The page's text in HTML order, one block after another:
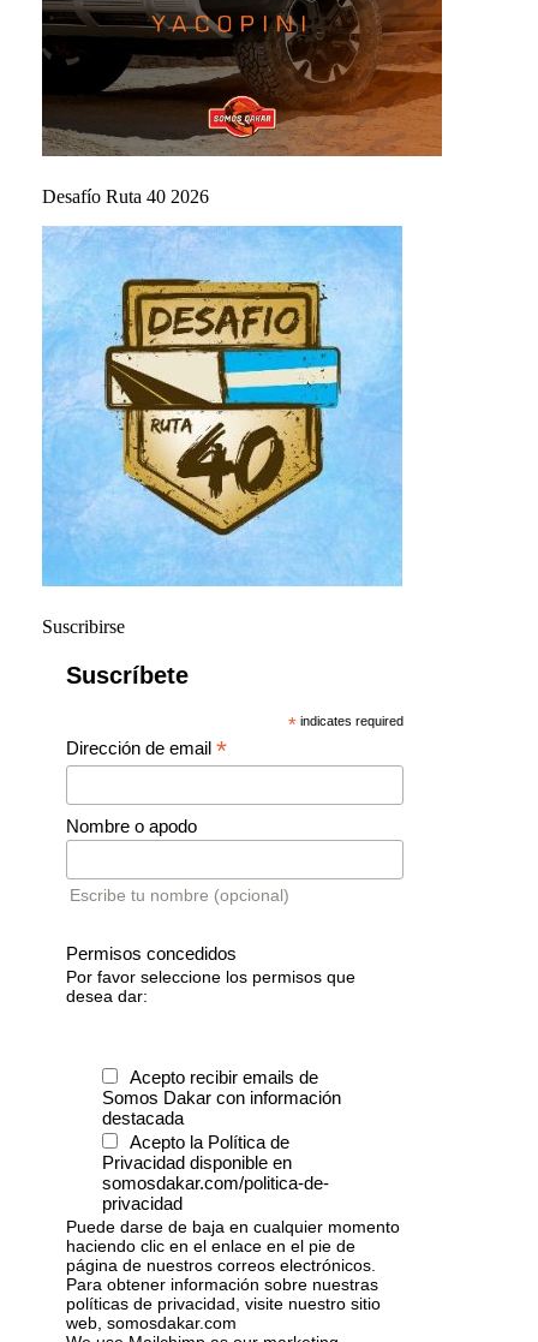
Desafío Ruta 40 2026
Suscribirse
Suscríbete
* indicates required
Dirección de email *
Nombre o apodo
Escribe tu nombre (opcional)
Permisos concedidos
Por favor seleccione los permisos que
desea dar:
Acepto recibir emails de
Somos Dakar con información
destacada
Acepto la Política de
Privacidad disponible en
somosdakar.com/politica-de-
privacidad
Puede darse de baja en cualquier momento
haciendo clic en el enlace en el pie de
página de nuestros correos electrónicos.
Para obtener información sobre nuestras
políticas de privacidad, visite nuestro sitio
web, somosdakar.com